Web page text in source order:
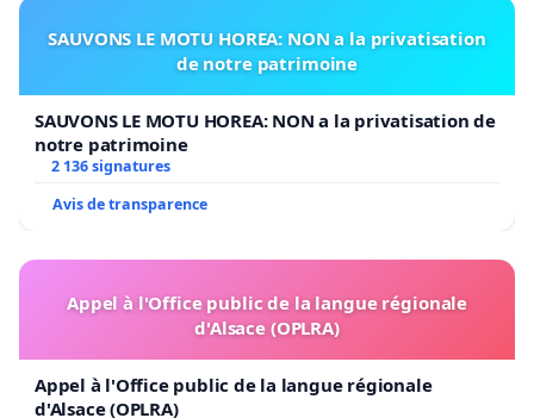
SAUVONS LE MOTU HOREA: NON a la privatisation
de notre patrimoine
SAUVONS LE MOTU HOREA: NON a la privatisation de
notre patrimoine
2 136 signatures
Avis de transparence
Appel à l'Office public de la langue régionale
d'Alsace (OPLRA)
Appel à l'Office public de la langue régionale
d'Alsace (OPLRA)